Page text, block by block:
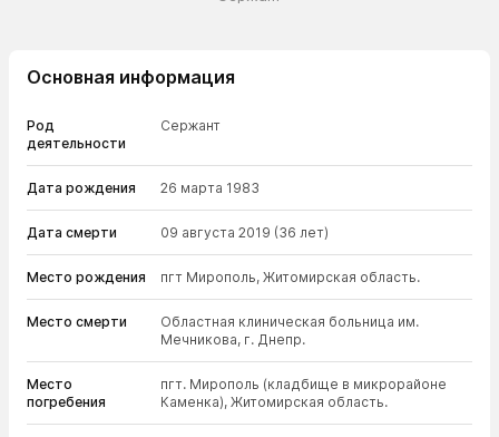
Основная информация
Род
деятельности
Сержант
Дата рождения 26 марта 1983
Дата смерти 09 августа 2019 (36 лет)
Место рождения пгт Мирополь, Житомирская область.
Место смерти
Областная клиническая больница им.
Мечникова, г. Днепр.
Место
погребения
пгт. Мирополь (кладбище в микрорайоне
Каменка), Житомирская область.